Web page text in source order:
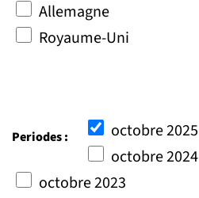
Allemagne
Royaume-Uni
Periodes :
octobre 2025
octobre 2024
octobre 2023